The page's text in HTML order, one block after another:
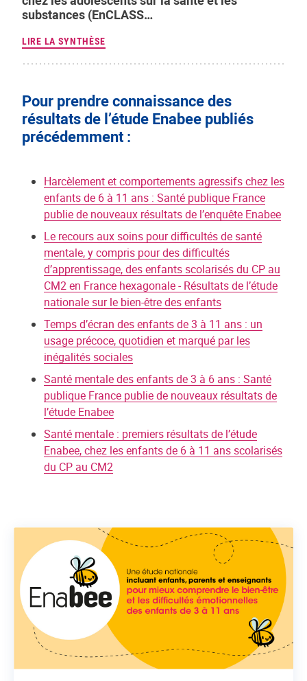
substances (EnCLASS…
LIRE LA SYNTHÈSE
Pour prendre connaissance des
résultats de l’étude Enabee publiés
précédemment :
Harcèlement et comportements agressifs chez les
enfants de 6 à 11 ans : Santé publique France
publie de nouveaux résultats de l’enquête Enabee
Le recours aux soins pour difficultés de santé
mentale, y compris pour des difficultés
d’apprentissage, des enfants scolarisés du CP au
CM2 en France hexagonale - Résultats de l’étude
nationale sur le bien-être des enfants
Temps d’écran des enfants de 3 à 11 ans : un
usage précoce, quotidien et marqué par les
inégalités sociales
Santé mentale des enfants de 3 à 6 ans : Santé
publique France publie de nouveaux résultats de
l’étude Enabee
Santé mentale : premiers résultats de l’étude
Enabee, chez les enfants de 6 à 11 ans scolarisés
du CP au CM2